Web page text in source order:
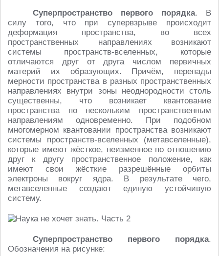
Суперпространство первого порядка. В
силу того, что при супервзрыве происходит
деформация пространства, во всех
пространственных направлениях возникают
системы пространств-вселенных, которые
отличаются друг от друга числом первичных
материй их образующих. Причём, перепады
мерности пространства в разных пространственных
направлениях внутри зоны неоднородности столь
существенны, что возникает квантование
пространства по нескольким пространственным
направлениям одновременно. При подобном
многомерном квантовании пространства возникают
системы пространств-вселенных (метавселенные),
которые имеют жёсткое, неизменное по отношению
друг к другу пространственное положение, как
имеют свои жёсткие разрешённые орбиты
электроны вокруг ядра. В результате чего,
метавселенные создают единую устойчивую
систему.
Суперпространство первого порядка.
Обозначения на рисунке: